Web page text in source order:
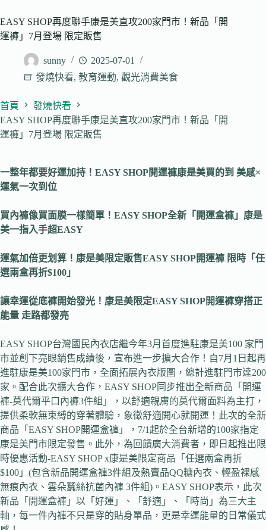
EASY SHOP再度聯手康是美直攻200家門市！新品「開
運褲」7月登場 限定販售
sunny
2025-07-01
發燒快看, 教育運動, 觀光消費美食
首頁
發燒快看
EASY SHOP再度聯手康是美直攻200家門市！新品「開
運褲」7月登場 限定販售
一整年都要好運加持！EASY SHOP開運褲康是美買的到 美感×
運氣一次到位
買內褲像買面膜一樣簡單！EASY SHOP全新「開運盒褲」康是
美一指入手超EASY
運氣加倍更划算！康是美限定販售EASY SHOP開運褲 限時「任
選兩盒再折$100」
讓幸運從底褲開始發光！康是美限定EASY SHOP開運褲穿搭正
能量 走路都發亮
EASY SHOP台灣國民內衣店繼今年3月首度進駐康是美100 家門
市並創下亮眼銷售成績後，宣布進一步擴大合作！自7月1日起再
進駐康是美100家門市，全面拓展內衣版圖，總計進駐門市達200
家。配合此次擴大合作，EASY SHOP同步推出全新商品「開運
褲-莫代爾平口內褲3件組」，以舒適親膚的莫代爾面料為主打，
提供柔軟無束縛的穿著體驗，象徵舒適開心就開運！此次的全新
商品「EASY SHOP開運盒褲」，7/1起於全台新增的100家指定
康是美門市限定發售。此外，為回饋廣大消費者，即日起推出限
時優惠活動-EASY SHOP x康是美限定商品「任選兩盒再折
$100」(包含新品開運盒褲3件組及熱賣品QQ糖內衣、輕盈裸感
無痕內衣、雲朵蠶絲抗菌內褲 3件組)。EASY SHOP表示，此次
新品「開運盒褲」以「好運」、「舒適」、「時尚」為三大主
軸，每一件內褲不只是穿的貼身單品，更是幸運能量的日常儀式